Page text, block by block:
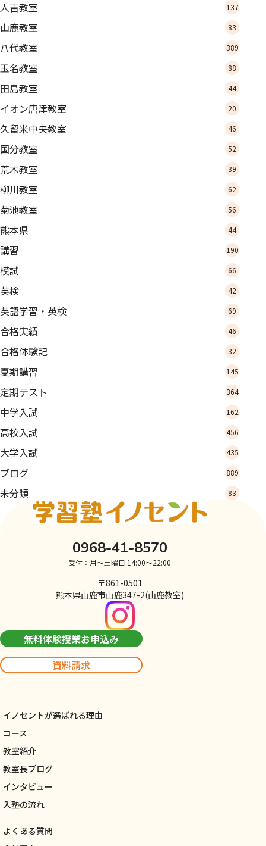
人吉教室 137
山鹿教室 83
八代教室 389
玉名教室 88
田島教室 44
イオン唐津教室 20
久留米中央教室 46
国分教室 52
荒木教室 39
柳川教室 62
菊池教室 56
熊本県 44
講習 190
模試 66
英検 42
英語学習・英検 69
合格実績 46
合格体験記 32
夏期講習 145
定期テスト 364
中学入試 162
高校入試 456
大学入試 435
ブログ 889
未分類 83
0968-41-8570
受付：月～土曜日 14:00～22:00
〒861-0501
熊本県山鹿市山鹿347-2(山鹿教室)
無料体験授業お申込み
資料請求
イノセントが選ばれる理由
コース
教室紹介
教室長ブログ
インタビュー
入塾の流れ
よくある質問